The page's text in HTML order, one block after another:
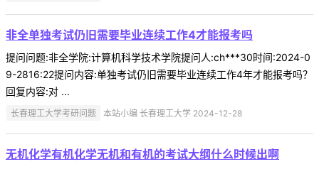
非全单独考试仍旧需要毕业连续工作4才能报考吗
提问问题:非全学院:计算机科学技术学院提问人:ch***30时间:2024-0
9-2816:22提问内容:单独考试仍旧需要毕业连续工作4年才能报考吗？
回复内容:对 ...
长春理工大学考研问题 本站小编 长春理工大学 2024-12-28
无机化学有机化学无机和有机的考试大纲什么时候出啊